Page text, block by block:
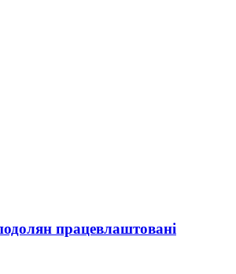
працевлаштовані